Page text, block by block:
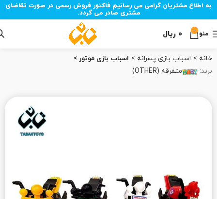
به اطلاع مشتریان گرامی می رسانیم فاکتور فروش رسمی در صورت تقاضای
مشتری صادر می گردد.
منو 0 ۰ ریال
خانه اسباب بازی پسرانه
اسباب بازی موتور
برند:
متفرقه (OTHER)